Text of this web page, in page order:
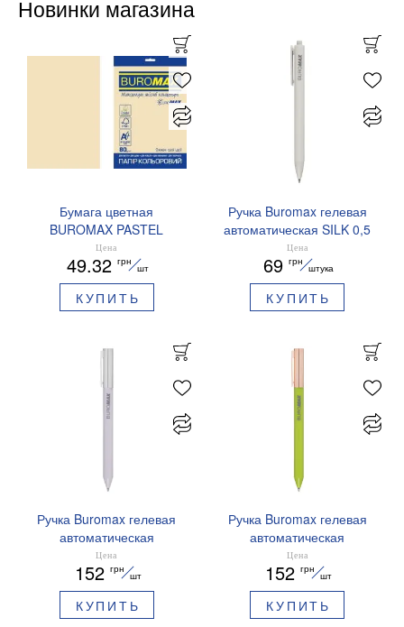
Новинки магазина
Бумага цветная
BUROMAX PASTEL
EUROMAX 20 арк А4 80 г/
мс BM.2721220E-08
Цена
49.32 грн
шт
КУПИТЬ
Ручка Buromax гелевая
автоматическая SILK 0,5
мм синие чернила
BM.83100
Цена
69 грн
штука
КУПИТЬ
Ручка Buromax гелевая
автоматическая
PRESTIGE SILVER 0,5 мм
синие чернила BM.83102
Цена
152 грн
шт
КУПИТЬ
Ручка Buromax гелевая
автоматическая
PRESTIGE GOLD 0,5 мм
синие чернила BM.83101
Цена
152 грн
шт
КУПИТЬ